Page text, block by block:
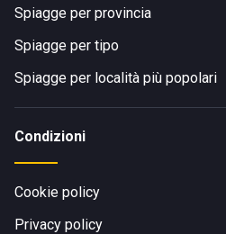
Spiagge per provincia
Spiagge per tipo
Spiagge per località più popolari
Condizioni
Cookie policy
Privacy policy